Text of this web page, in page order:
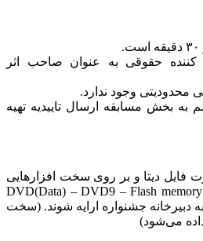
کننده حقوقی به عنوان صاحب اثر
محدودیتی وجود ندارد.
به بخش مسابقه ارسال تاییدیه تهیه
فایل دیتا و بر روی سخت افزارهایی
DVD(Data) – DVD9 – Flash
دبیرخانه جشنواره ارایه شوند. (سخت
می‌شود)